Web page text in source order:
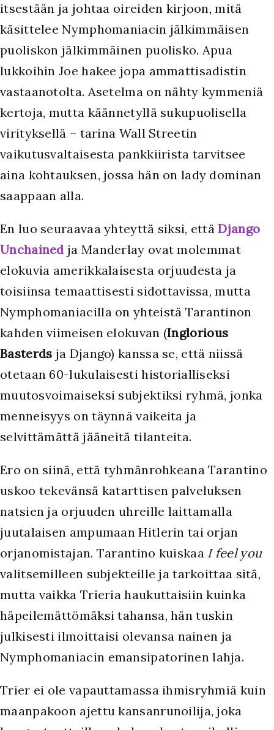
itsestään ja johtaa oireiden kirjoon, mitä
käsittelee Nymphomaniacin jälkimmäisen
puoliskon jälkimmäinen puolisko. Apua
lukkoihin Joe hakee jopa ammattisadistin
vastaanotolta. Asetelma on nähty kymmeniä
kertoja, mutta käännetyllä sukupuolisella
virityksellä – tarina Wall Streetin
vaikutusvaltaisesta pankkiirista tarvitsee
aina kohtauksen, jossa hän on lady dominan
saappaan alla.
En luo seuraavaa yhteyttä siksi, ettäDjango
Unchainedja Manderlay ovat molemmat
elokuvia amerikkalaisesta orjuudesta ja
toisiinsa temaattisesti sidottavissa, mutta
Nymphomaniacilla on yhteistä Tarantinon
kahden viimeisen elokuvan (Inglorious
Basterds ja Django) kanssa se, että niissä
otetaan 60-lukulaisesti historialliseksi
muutosvoimaiseksi subjektiksi ryhmä, jonka
menneisyys on täynnä vaikeita ja
selvittämättä jääneitä tilanteita.
Ero on siinä, että tyhmänrohkeana Tarantino
uskoo tekevänsä katarttisen palveluksen
natsien ja orjuuden uhreille laittamalla
juutalaisen ampumaan Hitlerin tai orjan
orjanomistajan. Tarantino kuiskaa I feel you
valitsemilleen subjekteille ja tarkoittaa sitä,
mutta vaikka Trieria haukuttaisiin kuinka
häpeilemättömäksi tahansa, hän tuskin
julkisesti ilmoittaisi olevansa nainen ja
Nymphomaniacin emansipatorinen lahja.
Trier ei ole vapauttamassa ihmisryhmiä kuin
maanpakoon ajettu kansanrunoilija, joka